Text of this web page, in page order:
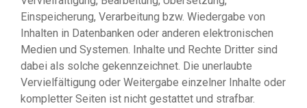
Einspeicherung, Verarbeitung bzw. Wiedergabe von
Inhalten in Datenbanken oder anderen elektronischen
Medien und Systemen. Inhalte und Rechte Dritter sind
dabei als solche gekennzeichnet. Die unerlaubte
Vervielfältigung oder Weitergabe einzelner Inhalte oder
kompletter Seiten ist nicht gestattet und strafbar.